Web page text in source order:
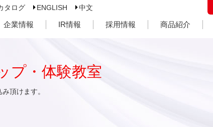
タログ ENGLISH 中文
企業情報 IR情報 採用情報 商品紹介
プ・体験教室
頂けます。